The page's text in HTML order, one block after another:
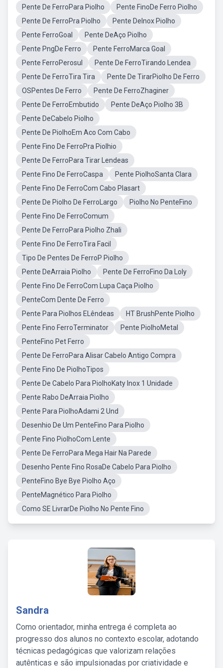
Pente De FerroPara Piolho
Pente FinoDe Ferro Piolho
Pente De FerroPra Piolho
Pente DeInox Piolho
Pente FerroGoal
Pente DeAço Piolho
Pente PngDe Ferro
Pente FerroMarca Goal
Pente FerroPerosul
Pente De FerroTirando Lendea
Pente De FerroTira Tira
Pente De TirarPiolho De Ferro
OSPentes De Ferro
Pente De FerroZhaginer
Pente De FerroEmbutido
Pente DeAço Piolho 3B
Pente DeCabelo Piolho
Pente De PiolhoEm Aco Com Cabo
Pente Fino De FerroPra Piolhio
Pente De FerroPara Tirar Lendeas
Pente Fino De FerroCaspa
Pente PiolhoSanta Clara
Pente Fino De FerroCom Cabo Plasart
Pente De Piolho De FerroLargo
Piolho No PenteFino
Pente Fino De FerroComum
Pente De FerroPara Piolho Zhali
Pente Fino De FerroTira Facil
Tipo De Pentes De FerroP Piolho
Pente DeArraia Piolho
Pente De FerroFino Da Loly
Pente Fino De FerroCom Lupa Caça Piolho
PenteCom Dente De Ferro
Pente Para Piolhos ELêndeas
HT BrushPente Piolho
Pente Fino FerroTerminator
Pente PiolhoMetal
PenteFino Pet Ferro
Pente De FerroPara Alisar Cabelo Antigo Compra
Pente Fino De PiolhoTipos
Pente De Cabelo Para PiolhoKaty Inox 1 Unidade
Pente Rabo DeArraia Piolho
Pente Para PiolhoAdami 2 Und
Desenhio De Um PenteFino Para Piolho
Pente Fino PiolhoCom Lente
Pente De FerroPara Mega Hair Na Parede
Desenho Pente Fino RosaDe Cabelo Para Piolho
PenteFino Bye Bye Piolho Aço
PenteMagnético Para Piolho
Como SE LivrarDe Piolho No Pente Fino
Sandra
Como orientador, minha entrega é completa ao
progresso dos alunos no contexto escolar, adotando
técnicas pedagógicas que valorizam relações
autênticas e são impulsionadas por criatividade e